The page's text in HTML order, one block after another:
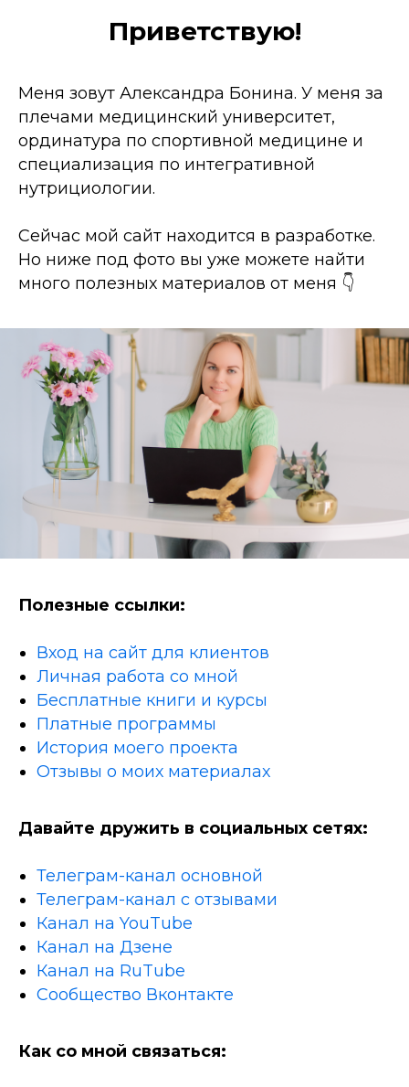
Приветствую!
Меня зовут Александра Бонина. У меня за
плечами медицинский университет,
ординатура по спортивной медицине и
специализация по интегративной
нутрициологии.
Сейчас мой сайт находится в разработке.
Но ниже под фото вы уже можете найти
много полезных материалов от меня 👇
Полезные ссылки:
Вход на сайт для клиентов
Личная работа со мной
Бесплатные книги и курсы
Платные программы
История моего проекта
Отзывы о моих материалах
Давайте дружить в социальных сетях:
Телеграм-канал основной
Телеграм-канал с отзывами
Канал на YouTube
Канал на Дзене
Канал на RuTube
Сообщество Вконтакте
Как со мной связаться: